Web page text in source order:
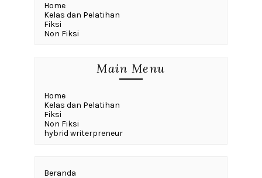
Home
Kelas dan Pelatihan
Fiksi
Non Fiksi
Main Menu
Home
Kelas dan Pelatihan
Fiksi
Non Fiksi
hybrid writerpreneur
Beranda